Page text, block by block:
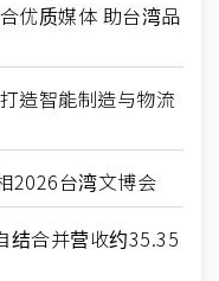
优质媒体 助台湾品
造智能制造与物流
2026台湾文博会
结合并营收约35.35